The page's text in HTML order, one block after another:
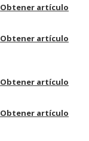
Obtener artículo
Obtener artículo
Obtener artículo
Obtener artículo